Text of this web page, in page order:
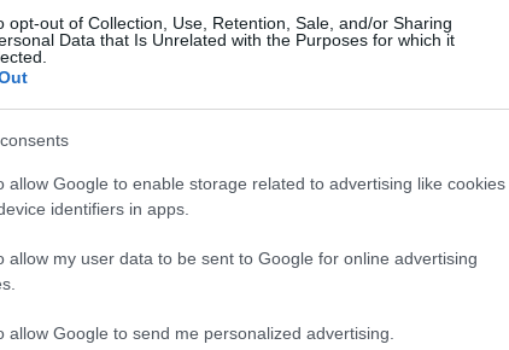
opt-out of Collection, Use, Retention, Sale, and/or Sharing
Data that Is Unrelated with the Purposes for which it
allow Google to enable storage related to advertising like cookies
identifiers in apps.
allow my user data to be sent to Google for online advertising
allow Google to send me personalized advertising.
la etiqueta para asegurarte de que no
rallada en un bol con el zumo de limón y un
15 minutos.
y los cornichons, y sazona bien. Escurre y